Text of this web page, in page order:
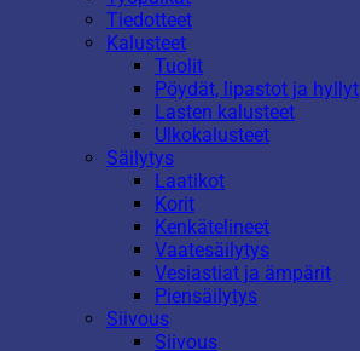
Tiedotteet
Kalusteet
Tuolit
Pöydät, lipastot ja hyllyt
Lasten kalusteet
Ulkokalusteet
Säilytys
Laatikot
Korit
Kenkätelineet
Vaatesäilytys
Vesiastiat ja ämpärit
Piensäilytys
Siivous
Siivous